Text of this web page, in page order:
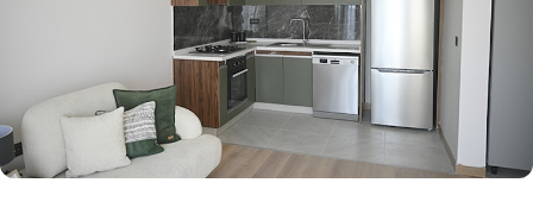
konutlar, büyük dairelere oranla çok daha hızlı
amortisman süresi sunarken megakentin 3
ilçesinde 1+1 dairelerin yıllık kira getirisi %10
barajını aşarak yatırımcısını sevindirdi. İşte